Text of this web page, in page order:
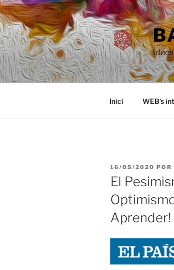
Saltar
al
contenido
Inici WEB’s
PUBLICADO
EL
16/05/2020 POR
El
Aprender!